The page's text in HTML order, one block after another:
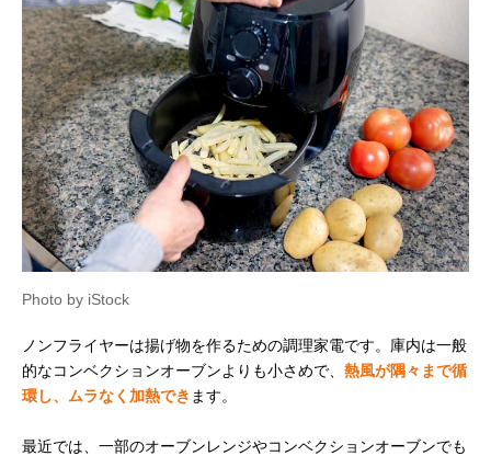
Photo by iStock
ノンフライヤーは揚げ物を作るための調理家電です。庫内は一般
的なコンベクションオーブンよりも小さめで、 熱風が隅々まで循
環し、ムラなく加熱でき ます。
最近では、一部のオーブンレンジやコンベクションオーブンでも